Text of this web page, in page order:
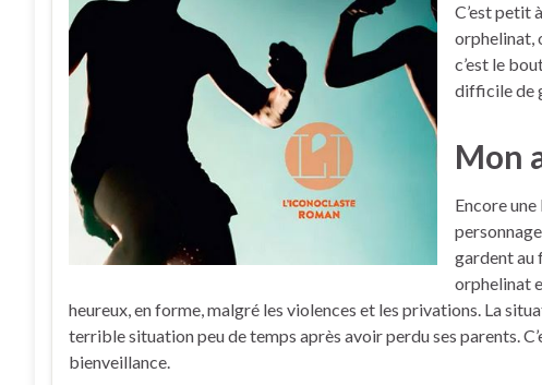
C’est petit
orphelinat,
c’est le
difficile de
Mon
Encore
gardent au
orphelinat
heureux, en forme, malgré les violences et les privations. La
terrible situation peu de temps après avoir perdu ses parents.
bienveillance.